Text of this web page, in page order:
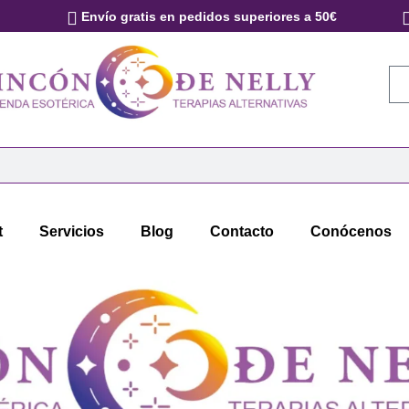
Envío gratis en pedidos superiores a 50€
Servicios Blog Contacto Conócenos